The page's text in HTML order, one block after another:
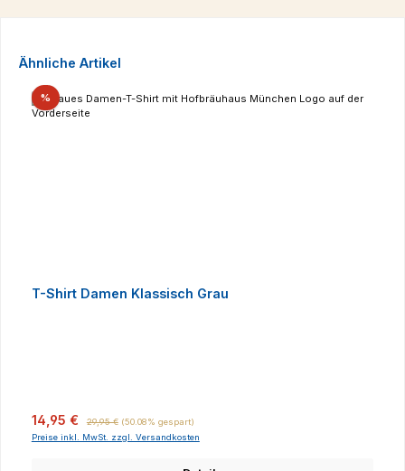
Produktgalerie überspringen
Ähnliche Artikel
%Rabatt
T-Shirt Damen Klassisch Grau
Verkaufspreis:
14,95 € 29,95 € (50.08% gespart)
Preise inkl. MwSt. zzgl. Versandkosten